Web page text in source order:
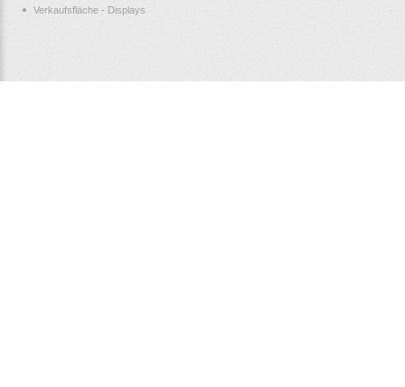
Verkaufsfläche - Displays